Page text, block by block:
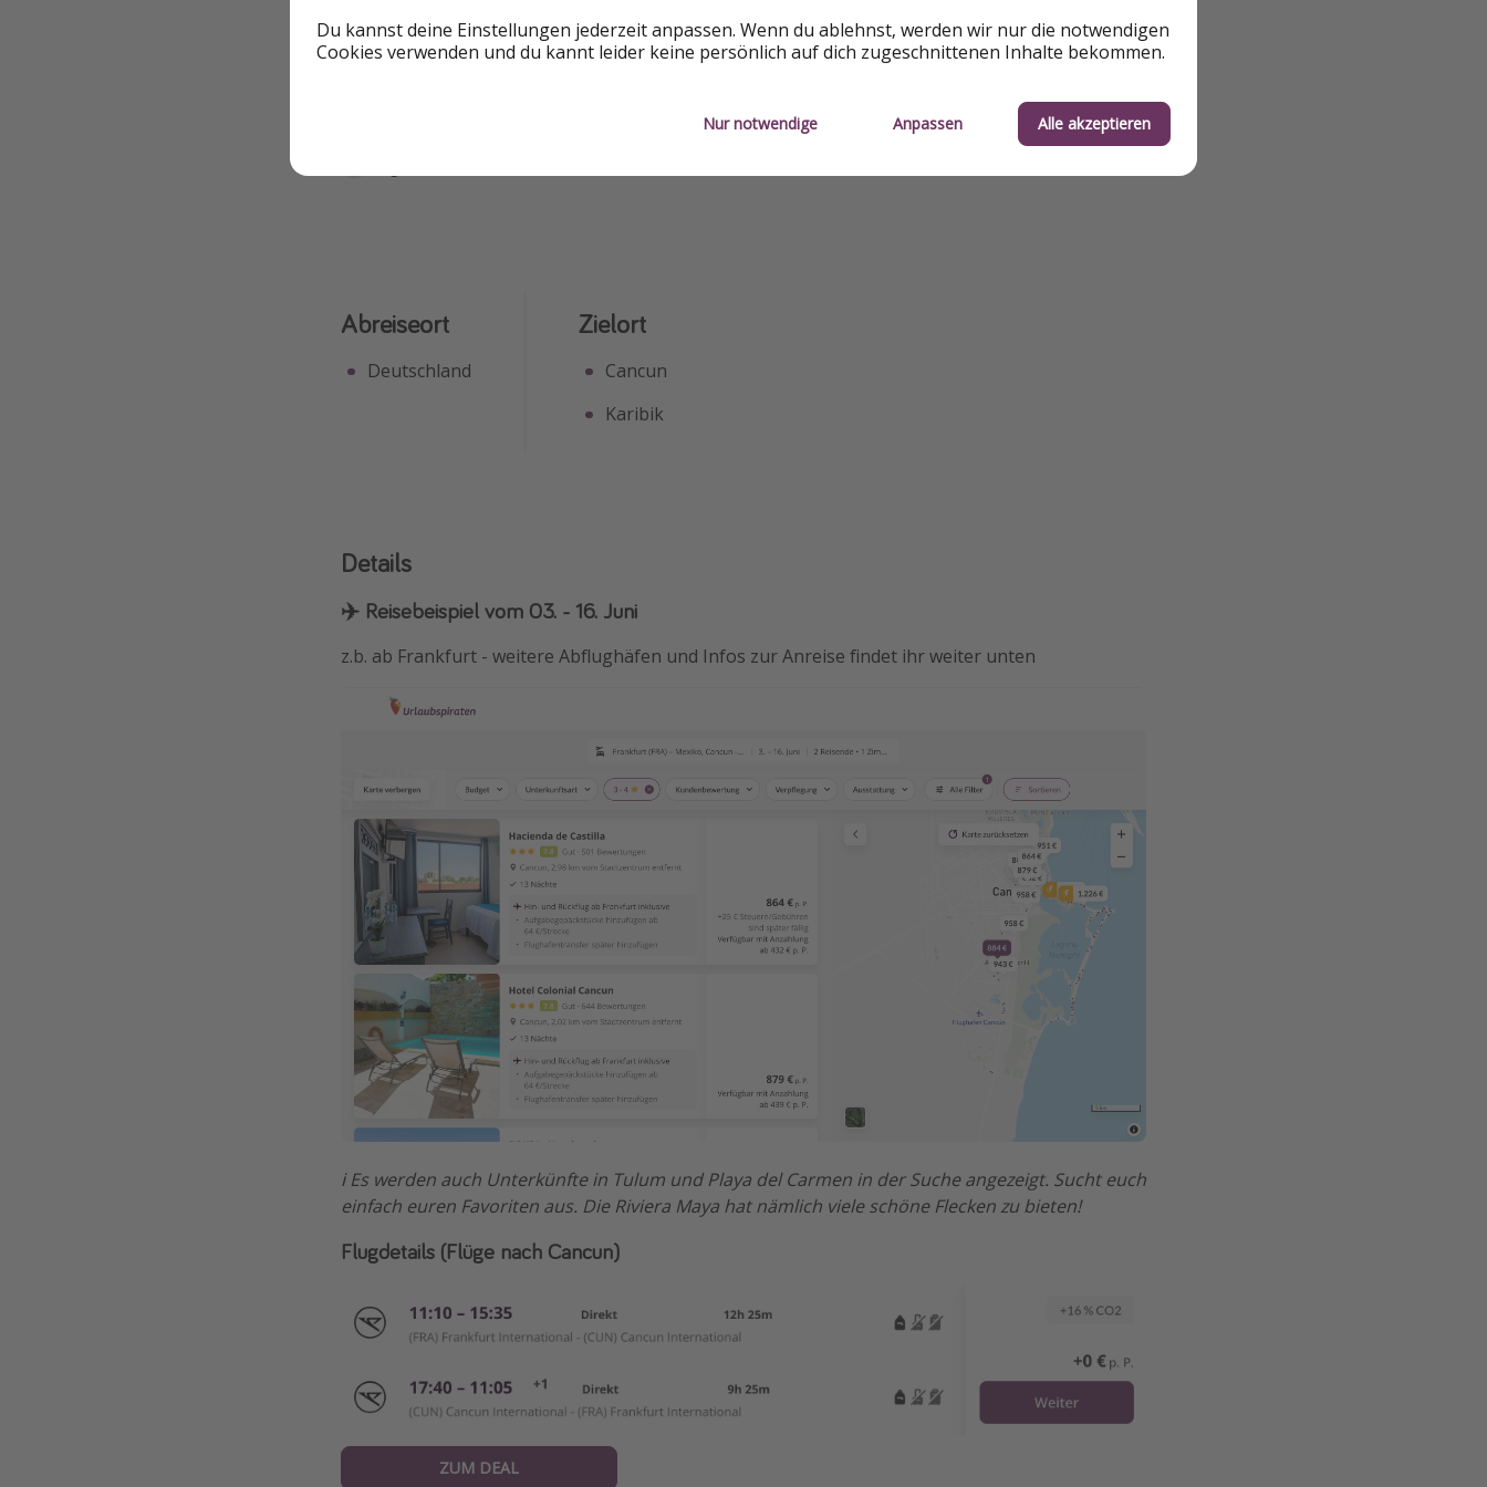
Abreiseort
Deutschland
Zielort
Cancun
Karibik
Details
✈️ Reisebeispiel vom 03. - 16. Juni
z.b. ab Frankfurt - weitere Abflughäfen und Infos zur Anreise findet ihr weiter unten
ℹ️ Es werden auch Unterkünfte in Tulum und Playa del Carmen in der Suche angezeigt. Sucht euch
einfach euren Favoriten aus. Die Riviera Maya hat nämlich viele schöne Flecken zu bieten!
Flugdetails (Flüge nach Cancun)
ZUM DEAL
Du kannst deine Einstellungen jederzeit anpassen. Wenn du ablehnst, werden wir nur die notwendigen
Cookies verwenden und du kannt leider keine persönlich auf dich zugeschnittenen Inhalte bekommen.
Nur notwendige Anpassen Alle akzeptieren